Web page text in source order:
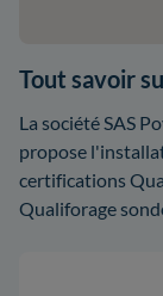
Tout savoir
La société SAS
propose
certifications
Qualiforage